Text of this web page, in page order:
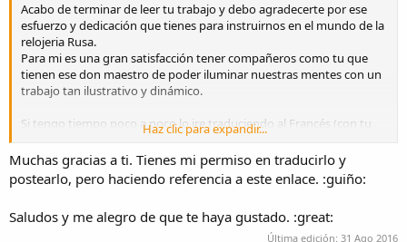
Acabo de terminar de leer tu trabajo y debo agradecerte por ese
esfuerzo y dedicación que tienes para instruirnos en el mundo de la
relojeria Rusa.
Para mi es una gran satisfacción tener compañeros como tu que
tienen ese don maestro de poder iluminar nuestras mentes con un
trabajo tan ilustrativo y dinámico.
Si tengo tiempo poco a poco lo ire traduciendo al Francés (con tu
permiso, claro está) y cuando pueda lo posteare en algún foro de
habla francesa, estoy seguro que mucha gente se empapara de esta
magistral lección que nos has enseñado hoy.
Haz clic para expandir...
Muchas gracias a ti. Tienes mi permiso en traducirlo y
postearlo, pero haciendo referencia a este enlace. :guiño:
Saludos y me alegro de que te haya gustado. :great:
Última edición: 31 Ago 2016